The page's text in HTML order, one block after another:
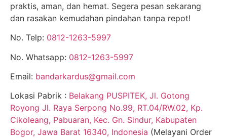
praktis, aman, dan hemat. Segera pesan sekarang
dan rasakan kemudahan pindahan tanpa repot!
No. Telp: 0812-1263-5997
No. Whatsapp: 0812-1263-5997
Email: bandarkardus@gmail.com
Lokasi Pabrik : Belakang PUSPITEK, Jl. Gotong
Royong Jl. Raya Serpong No.99, RT.04/RW.02, Kp.
Cikoleang, Pabuaran, Kec. Gn. Sindur, Kabupaten
Bogor, Jawa Barat 16340, Indonesia (Melayani Order